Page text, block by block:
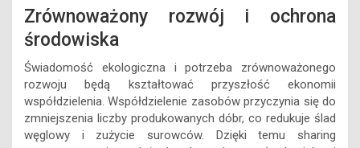
Zrównoważony rozwój i ochrona
środowiska
Świadomość ekologiczna i potrzeba zrównoważonego
rozwoju będą kształtować przyszłość ekonomii
współdzielenia. Współdzielenie zasobów przyczynia się do
zmniejszenia liczby produkowanych dóbr, co redukuje ślad
węglowy i zużycie surowców. Dzięki temu sharing